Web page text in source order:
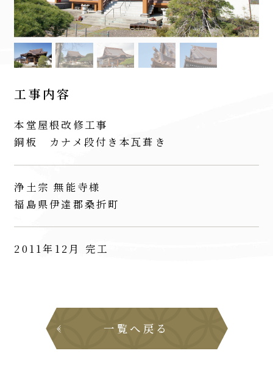
工事内容
本堂屋根改修工事
銅板 カナメ段付き本瓦葺き
浄土宗 無能寺様
福島県伊達郡桑折町
2011年12月 完工
一覧へ戻る